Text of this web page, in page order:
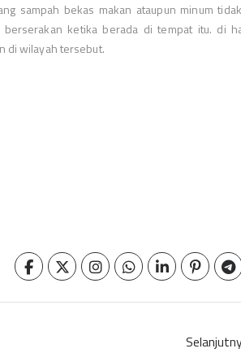
sampah bekas makan ataupun minum
ketika berada di tempat itu. di
di wilayah tersebut.